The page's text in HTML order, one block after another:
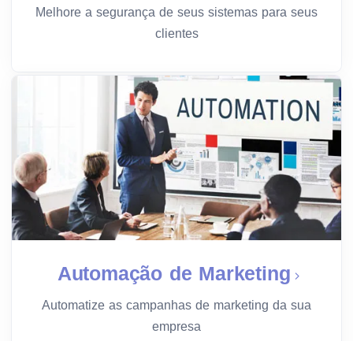
Melhore a segurança de seus sistemas para seus
clientes
Automação de Marketing
Automatize as campanhas de marketing da sua
empresa